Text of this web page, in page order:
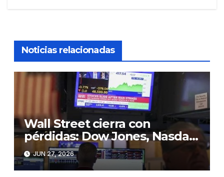
Noticias relacionadas
Wall Street cierra con
pérdidas: Dow Jones, Nasdaq
y S&P 500 retroceden en
jornada de cautela”
JUN 27, 2026